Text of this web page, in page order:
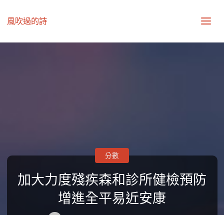
風吹過的詩
加大力度殘疾森和診所健檢預防
增進全平易近安康
分數